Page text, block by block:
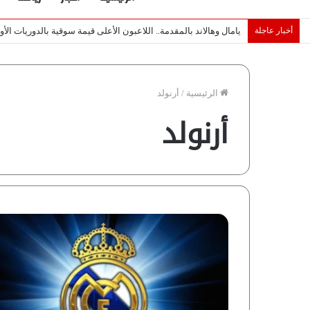
أخبار عاجلة خبراء لـ”شبكة رؤية”: «اتفاق مكة» يغيّر قواعد اللعبة بالشرق
الرئيسية / أرنولد
أرنولد